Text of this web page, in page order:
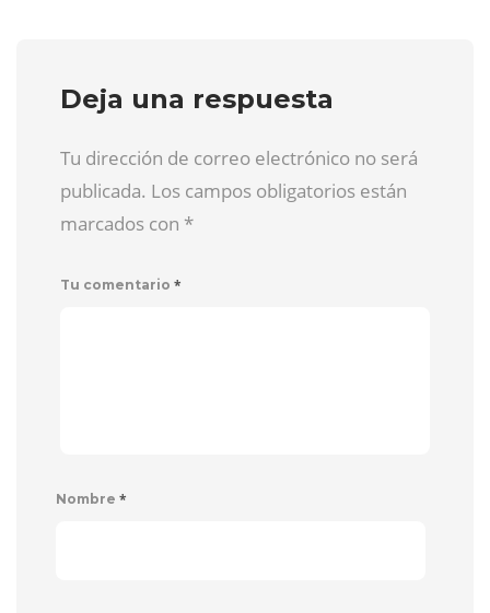
Deja una respuesta
Tu dirección de correo electrónico no será
publicada. Los campos obligatorios están
marcados con *
Tu comentario *
Nombre *